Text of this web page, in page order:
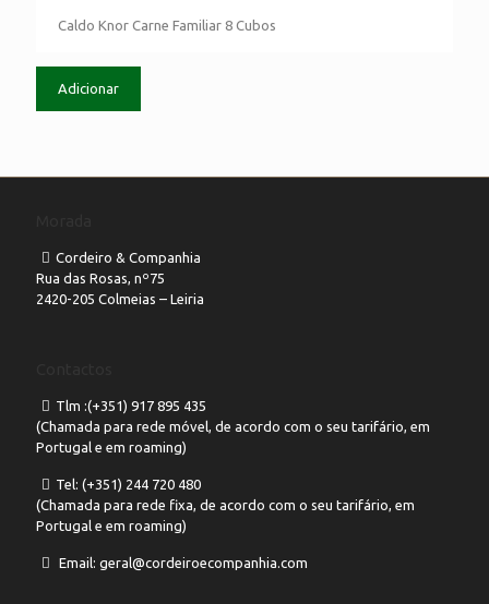
Caldo Knor Carne Familiar 8 Cubos
Adicionar
Cordeiro & Companhia
Rua das Rosas, nº75
2420-205 Colmeias – Leiria
Tlm :(+351) 917 895 435
(Chamada para rede móvel, de acordo com o seu tarifário, em
Portugal e em roaming)
Tel: (+351) 244 720 480
(Chamada para rede fixa, de acordo com o seu tarifário, em
Portugal e em roaming)
Email: geral@cordeiroecompanhia.com